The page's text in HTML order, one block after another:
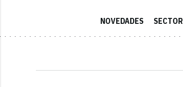
NOVEDADES SECTOR